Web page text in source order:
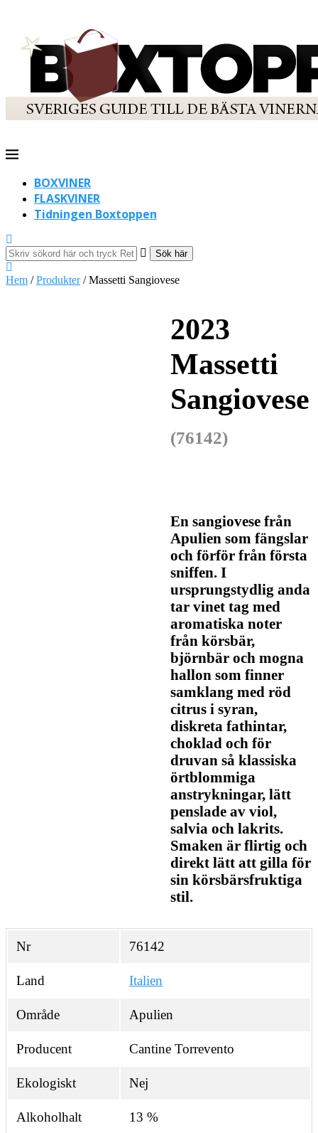
BOXVINER
FLASKVINER
Tidningen Boxtoppen
Sök här
Hem /Produkter/Massetti Sangiovese
2023
Massetti
Sangiovese
(76142)
En sangiovese från
Apulien som fängslar
och förför från första
sniffen. I
ursprungstydlig anda
tar vinet tag med
aromatiska noter
från körsbär,
björnbär och mogna
hallon som finner
samklang med röd
citrus i syran,
diskreta fathintar,
choklad och för
druvan så klassiska
örtblommiga
anstrykningar, lätt
penslade av viol,
salvia och lakrits.
Smaken är flirtig och
direkt lätt att gilla för
sin körsbärsfruktiga
stil.
Nr 76142
Land Italien
Område Apulien
Producent Cantine Torrevento
Ekologiskt Nej
Alkoholhalt 13 %